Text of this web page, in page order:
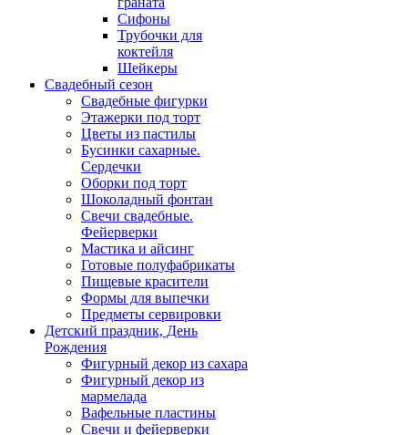
Сифоны
Трубочки для
коктейля
Шейкеры
Свадебный сезон
Свадебные фигурки
Этажерки под торт
Цветы из пастилы
Бусинки сахарные.
Сердечки
Оборки под торт
Шоколадный фонтан
Свечи свадебные.
Фейерверки
Мастика и айсинг
Готовые полуфабрикаты
Пищевые красители
Формы для выпечки
Предметы сервировки
Детский праздник, День
Рождения
Фигурный декор из сахара
Фигурный декор из
мармелада
Вафельные пластины
Свечи и фейерверки